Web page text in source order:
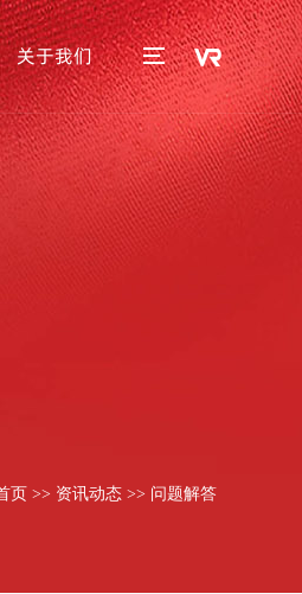
关于我们
页 >> 资讯动态 >> 问题解答